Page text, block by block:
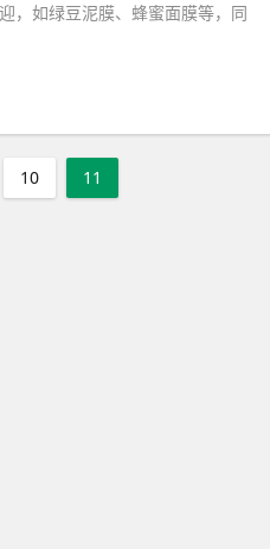
，如绿豆泥膜、蜂蜜面膜等，同
10 11